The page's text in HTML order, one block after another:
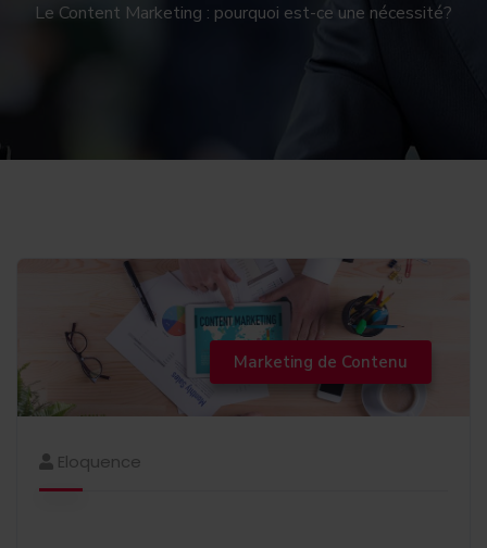
Le Content Marketing : pourquoi est-ce une nécessité?
Marketing de Contenu
Eloquence